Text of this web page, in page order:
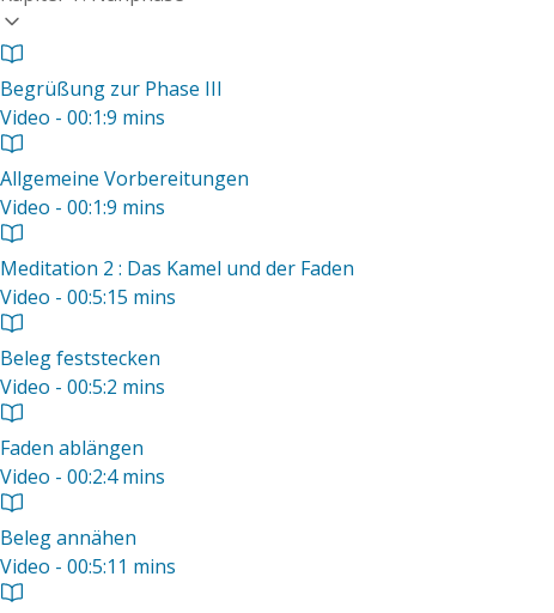
Begrüßung zur Phase III
Video - 00:1:9 mins
Allgemeine Vorbereitungen
Video - 00:1:9 mins
Meditation 2 : Das Kamel und der Faden
Video - 00:5:15 mins
Beleg feststecken
Video - 00:5:2 mins
Faden ablängen
Video - 00:2:4 mins
Beleg annähen
Video - 00:5:11 mins